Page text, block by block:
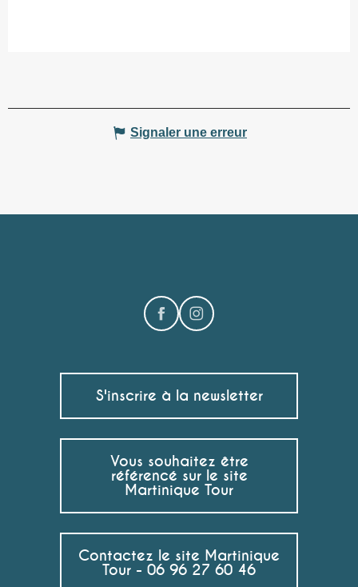
Signaler une erreur
S'inscrire à la newsletter
Vous souhaitez être
référencé sur le site
Martinique Tour
Contactez le site Martinique
Tour - 06 96 27 60 46